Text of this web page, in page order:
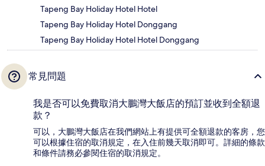
Tapeng Bay Holiday Hotel Hotel
Tapeng Bay Holiday Hotel Donggang
Tapeng Bay Holiday Hotel Hotel Donggang
常見問題
我是否可以免費取消大鵬灣大飯店的預訂並收到全額退
款？
可以，大鵬灣大飯店在我們網站上有提供可全額退款的客房，您
可以根據住宿的取消規定，在入住前幾天取消即可。詳細的條款
和條件請務必參閱住宿的取消規定。